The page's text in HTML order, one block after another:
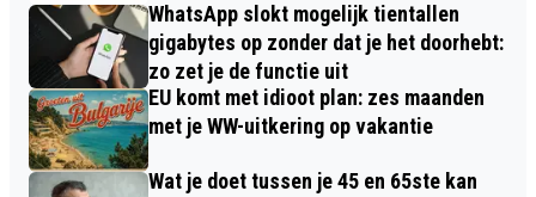
WhatsApp slokt mogelijk tientallen
gigabytes op zonder dat je het doorhebt:
zo zet je de functie uit
EU komt met idioot plan: zes maanden
met je WW-uitkering op vakantie
Wat je doet tussen je 45 en 65ste kan